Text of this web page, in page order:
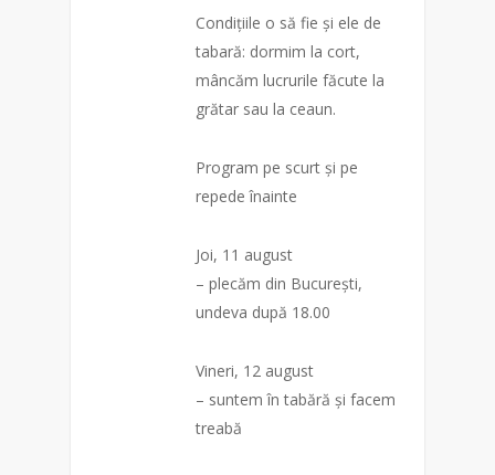
Condițiile o să fie și ele de
tabară: dormim la cort,
mâncăm lucrurile făcute la
grătar sau la ceaun.
Program pe scurt și pe
repede înainte
Joi, 11 august
– plecăm din București,
undeva după 18.00
Vineri, 12 august
– suntem în tabără și facem
treabă